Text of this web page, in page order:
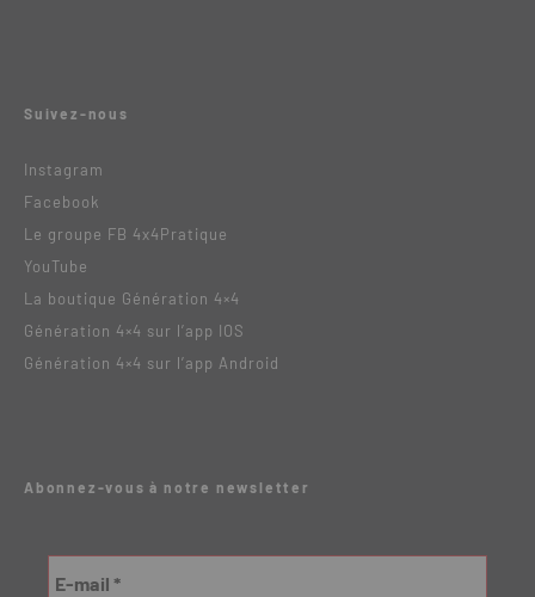
Suivez-nous
Instagram
Facebook
Le groupe FB 4x4Pratique
YouTube
La boutique Génération 4×4
Génération 4×4 sur l’app IOS
Génération 4×4 sur l’app Android
Abonnez-vous à notre newsletter